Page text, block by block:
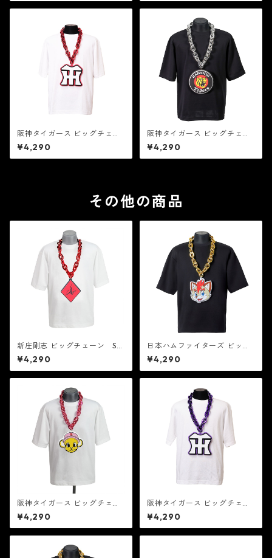
阪神タイガース ビッグチェー
ン TG-16RD
¥4,290
阪神タイガース ビッグチェー
ン TG-01SL
¥4,290
その他の商品
新庄剛志 ビッグチェーン SJ-
01RD
¥4,290
日本ハムファイターズ ビッグ
チェーン NF-3GL
¥4,290
阪神タイガース ビッグチェー
ン TG-15PK
¥4,290
阪神タイガース ビッグチェー
ン TG-17PR
¥4,290